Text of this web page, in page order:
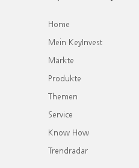
Home
Mein KeyInvest
Märkte
Produkte
Themen
Service
Know How
Trendradar